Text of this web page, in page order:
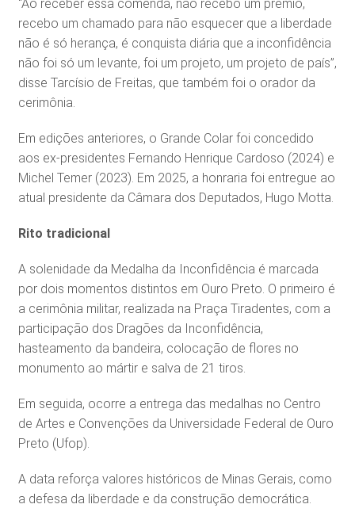
“Ao receber essa comenda, não recebo um prêmio,
recebo um chamado para não esquecer que a liberdade
não é só herança, é conquista diária que a inconfidência
não foi só um levante, foi um projeto, um projeto de país”,
disse Tarcísio de Freitas, que também foi o orador da
cerimônia.
Em edições anteriores, o Grande Colar foi concedido
aos ex-presidentes Fernando Henrique Cardoso (2024) e
Michel Temer (2023). Em 2025, a honraria foi entregue ao
atual presidente da Câmara dos Deputados, Hugo Motta.
Rito tradicional
A solenidade da Medalha da Inconfidência é marcada
por dois momentos distintos em Ouro Preto. O primeiro é
a cerimônia militar, realizada na Praça Tiradentes, com a
participação dos Dragões da Inconfidência,
hasteamento da bandeira, colocação de flores no
monumento ao mártir e salva de 21 tiros.
Em seguida, ocorre a entrega das medalhas no Centro
de Artes e Convenções da Universidade Federal de Ouro
Preto (Ufop).
A data reforça valores históricos de Minas Gerais, como
a defesa da liberdade e da construção democrática.